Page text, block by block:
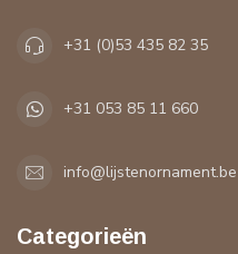
+31 (0)53 435 82 35
+31 053 85 11 660
info@lijstenornament.be
Categorieën